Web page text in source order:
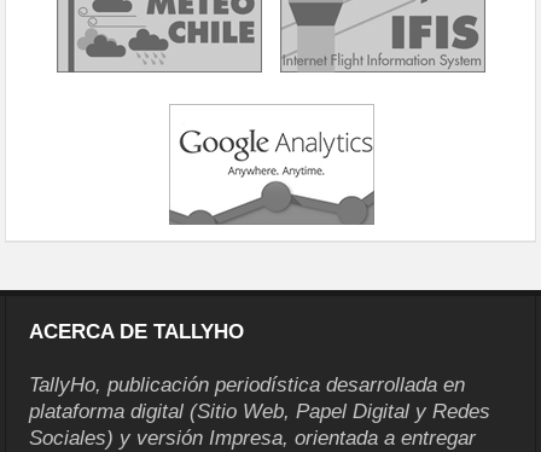
ACERCA DE TALLYHO
TallyHo, publicación periodística desarrollada en
plataforma digital (Sitio Web, Papel Digital y Redes
Sociales) y versión Impresa, orientada a entregar